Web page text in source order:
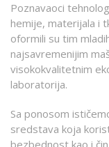
Poznavaoci
hemije, materijala i
oformili su tim
najsavremenijim
visokokvalitetnim
laboratorija.
Sa ponosom
sredstava koja